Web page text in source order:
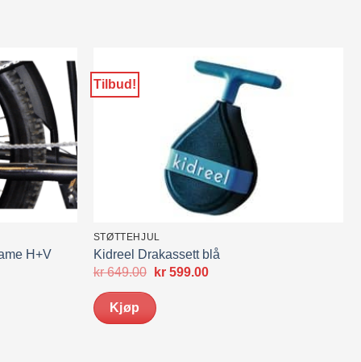
H+V
Tilbud!
STØTTEHJUL
Kidreel Drakassett blå
kr649.00
Opprinnelig
var:
kr 649.00.
kr599.00Nåværende
Kjøp